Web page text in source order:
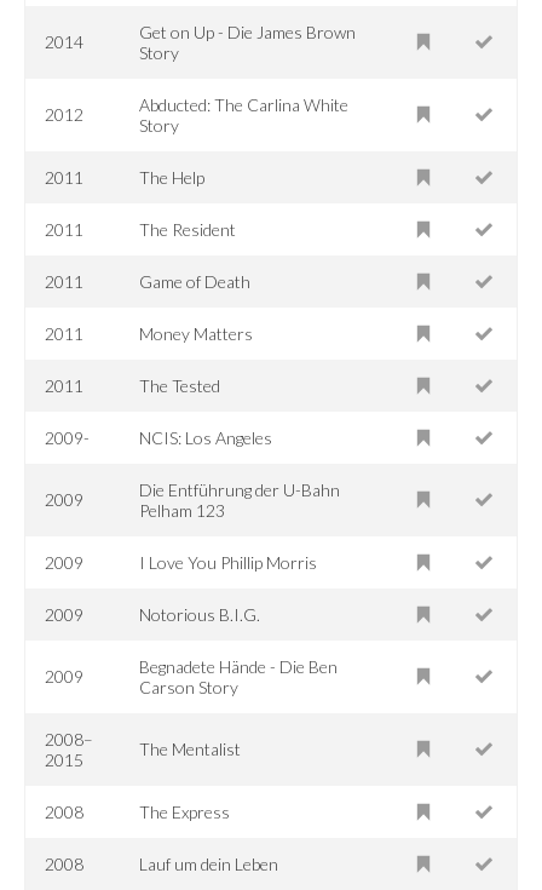
2014
Get on Up - Die James Brown
Story
2012
Abducted: The Carlina White
Story
2011 The Help
2011 The Resident
2011 Game of Death
2011 Money Matters
2011 The Tested
2009- NCIS: Los Angeles
2009
Die Entführung der U-Bahn
Pelham 123
2009 I Love You Phillip Morris
2009 Notorious B.I.G.
2009
Begnadete Hände - Die Ben
Carson Story
2008–
2015
The Mentalist
2008 The Express
2008 Lauf um dein Leben